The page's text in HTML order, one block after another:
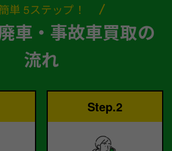
単 5ステップ！
車・事故車買取の
流れ
Step.2